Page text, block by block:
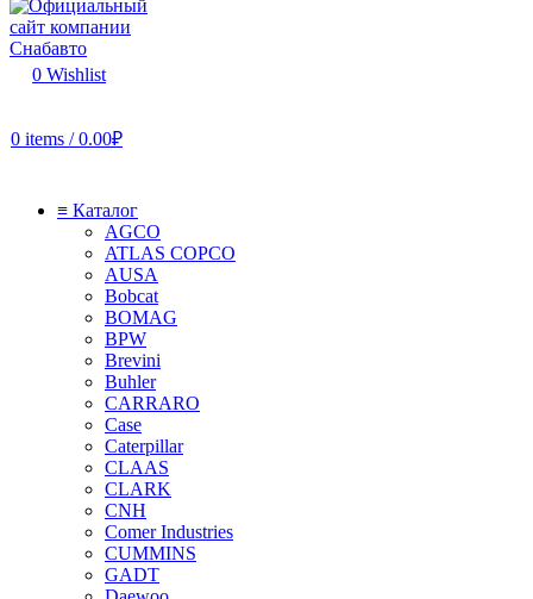
0 Wishlist
0 items / 0.00₽
≡ Каталог
AGCO
ATLAS COPCO
AUSA
Bobcat
BOMAG
BPW
Brevini
Buhler
CARRARO
Case
Caterpillar
CLAAS
CLARK
CNH
Comer Industries
CUMMINS
GADT